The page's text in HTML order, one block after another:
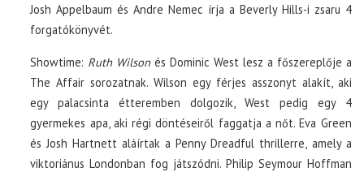
Josh Appelbaum és Andre Nemec írja a Beverly Hills-i zsaru 4
forgatókönyvét.
Showtime: Ruth Wilsonés Dominic West lesz a főszereplője a
The Affair sorozatnak. Wilson egy férjes asszonyt alakít, aki
egy palacsinta étteremben dolgozik, West pedig egy 4
gyermekes apa, aki régi döntéseiről faggatja a nőt. Eva Green
és Josh Hartnett aláírtak a Penny Dreadful thrillerre, amely a
viktoriánus Londonban fog játszódni. Philip Seymour Hoffman